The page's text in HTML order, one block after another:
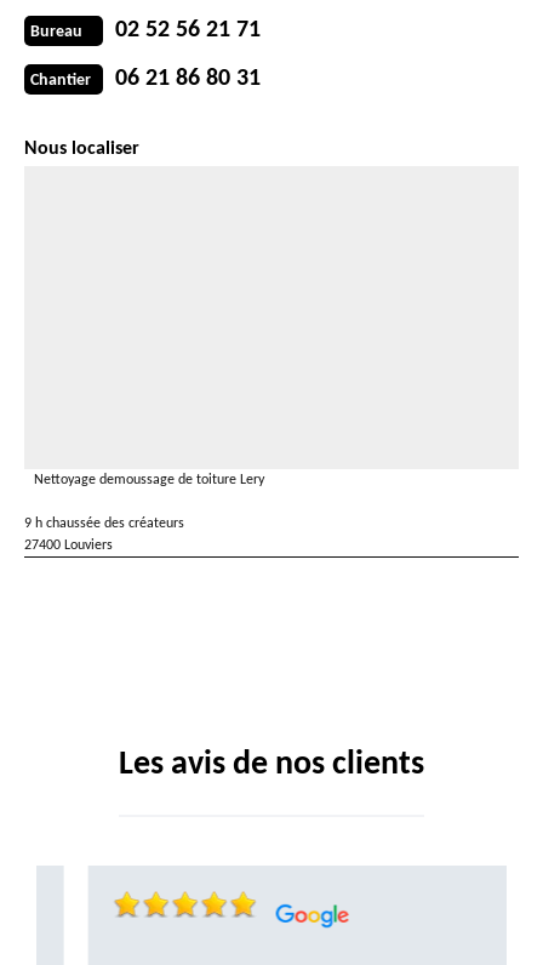
Bureau 02 52 56 21 71
Chantier 06 21 86 80 31
Nous localiser
Nettoyage demoussage de toiture Lery
9 h chaussée des créateurs
27400 Louviers
Les avis de nos clients